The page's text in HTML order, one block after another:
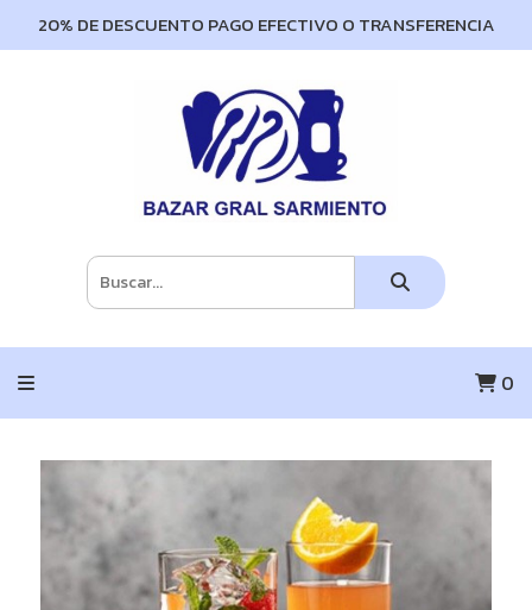
20% DE DESCUENTO PAGO EFECTIVO O TRANSFERENCIA
0